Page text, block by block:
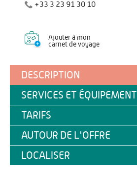
+33 3 23 91 30 10
Ajouter à mon
carnet de voyage
DESCRIPTION
SERVICES ET ÉQUIPEMENT
TARIFS
AUTOUR DE L'OFFRE
LOCALISER